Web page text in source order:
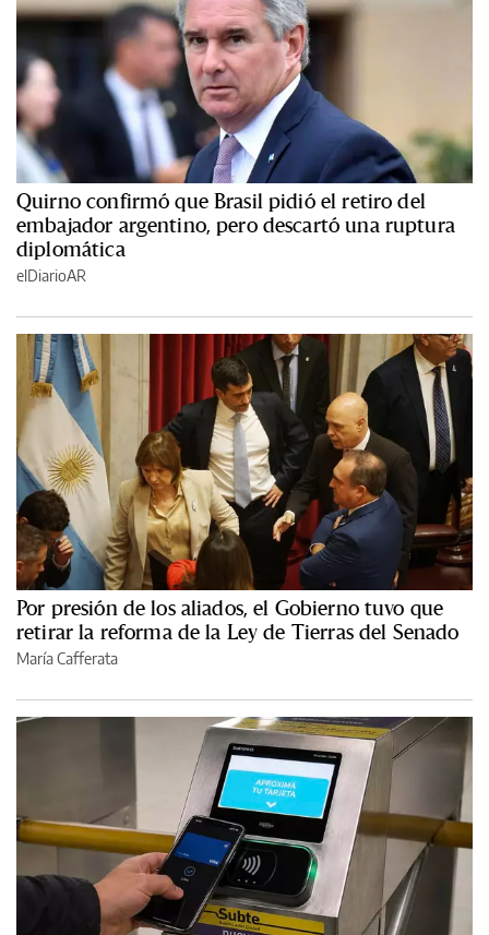
Quirno confirmó que Brasil pidió el retiro del
embajador argentino, pero descartó una ruptura
diplomática
elDiarioAR
Por presión de los aliados, el Gobierno tuvo que
retirar la reforma de la Ley de Tierras del Senado
María Cafferata